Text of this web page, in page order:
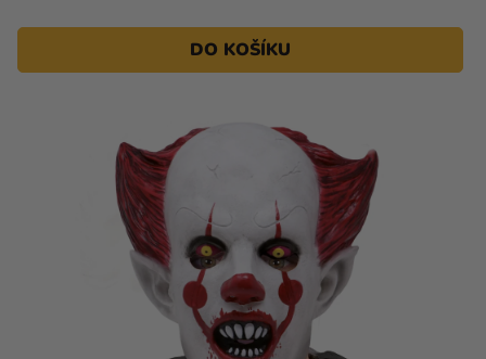
DO KOŠÍKU